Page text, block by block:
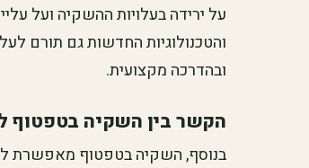
על ירידה בעלויות ההשקיה ועל
והטכנולוגיות החדשות גם תורם
ובהדרכה מקצועית.
הקשר בין השקיה בטפטוף
בנוסף, השקיה בטפטוף מאפשרת